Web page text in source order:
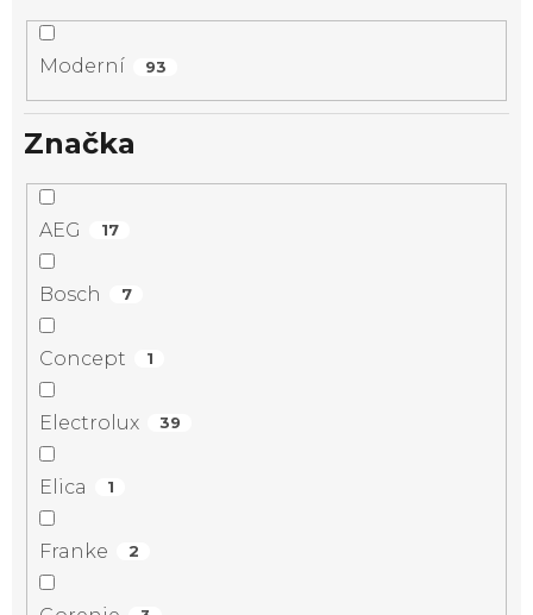
Moderní 93
Značka
AEG 17
Bosch 7
Concept 1
Electrolux 39
Elica 1
Franke 2